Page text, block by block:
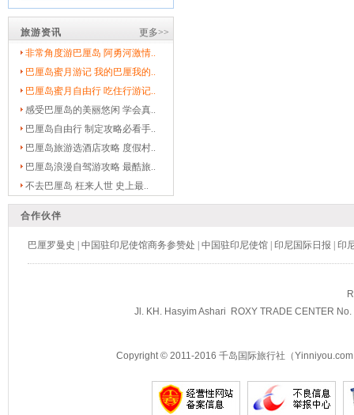
景点示例
旅游资讯
更多>>
非常角度游巴厘岛 阿勇河激情..
巴厘岛蜜月游记 我的巴厘我的..
巴厘岛蜜月自由行 吃住行游记..
感受巴厘岛的美丽悠闲 学会真..
巴厘岛自由行 制定攻略必看手..
巴厘岛旅游选酒店攻略 度假村..
巴厘岛浪漫自驾游攻略 最酷旅..
不去巴厘岛 枉来人世 史上最..
合作伙伴
巴厘罗曼史 中国驻印尼使馆商务参赞处 中国驻印尼使馆 印尼国际日报 印
Jl. KH. Hasyim Ashari ROXY TRADE CENTER
Copyright © 2011-2016 千岛国际旅行社（